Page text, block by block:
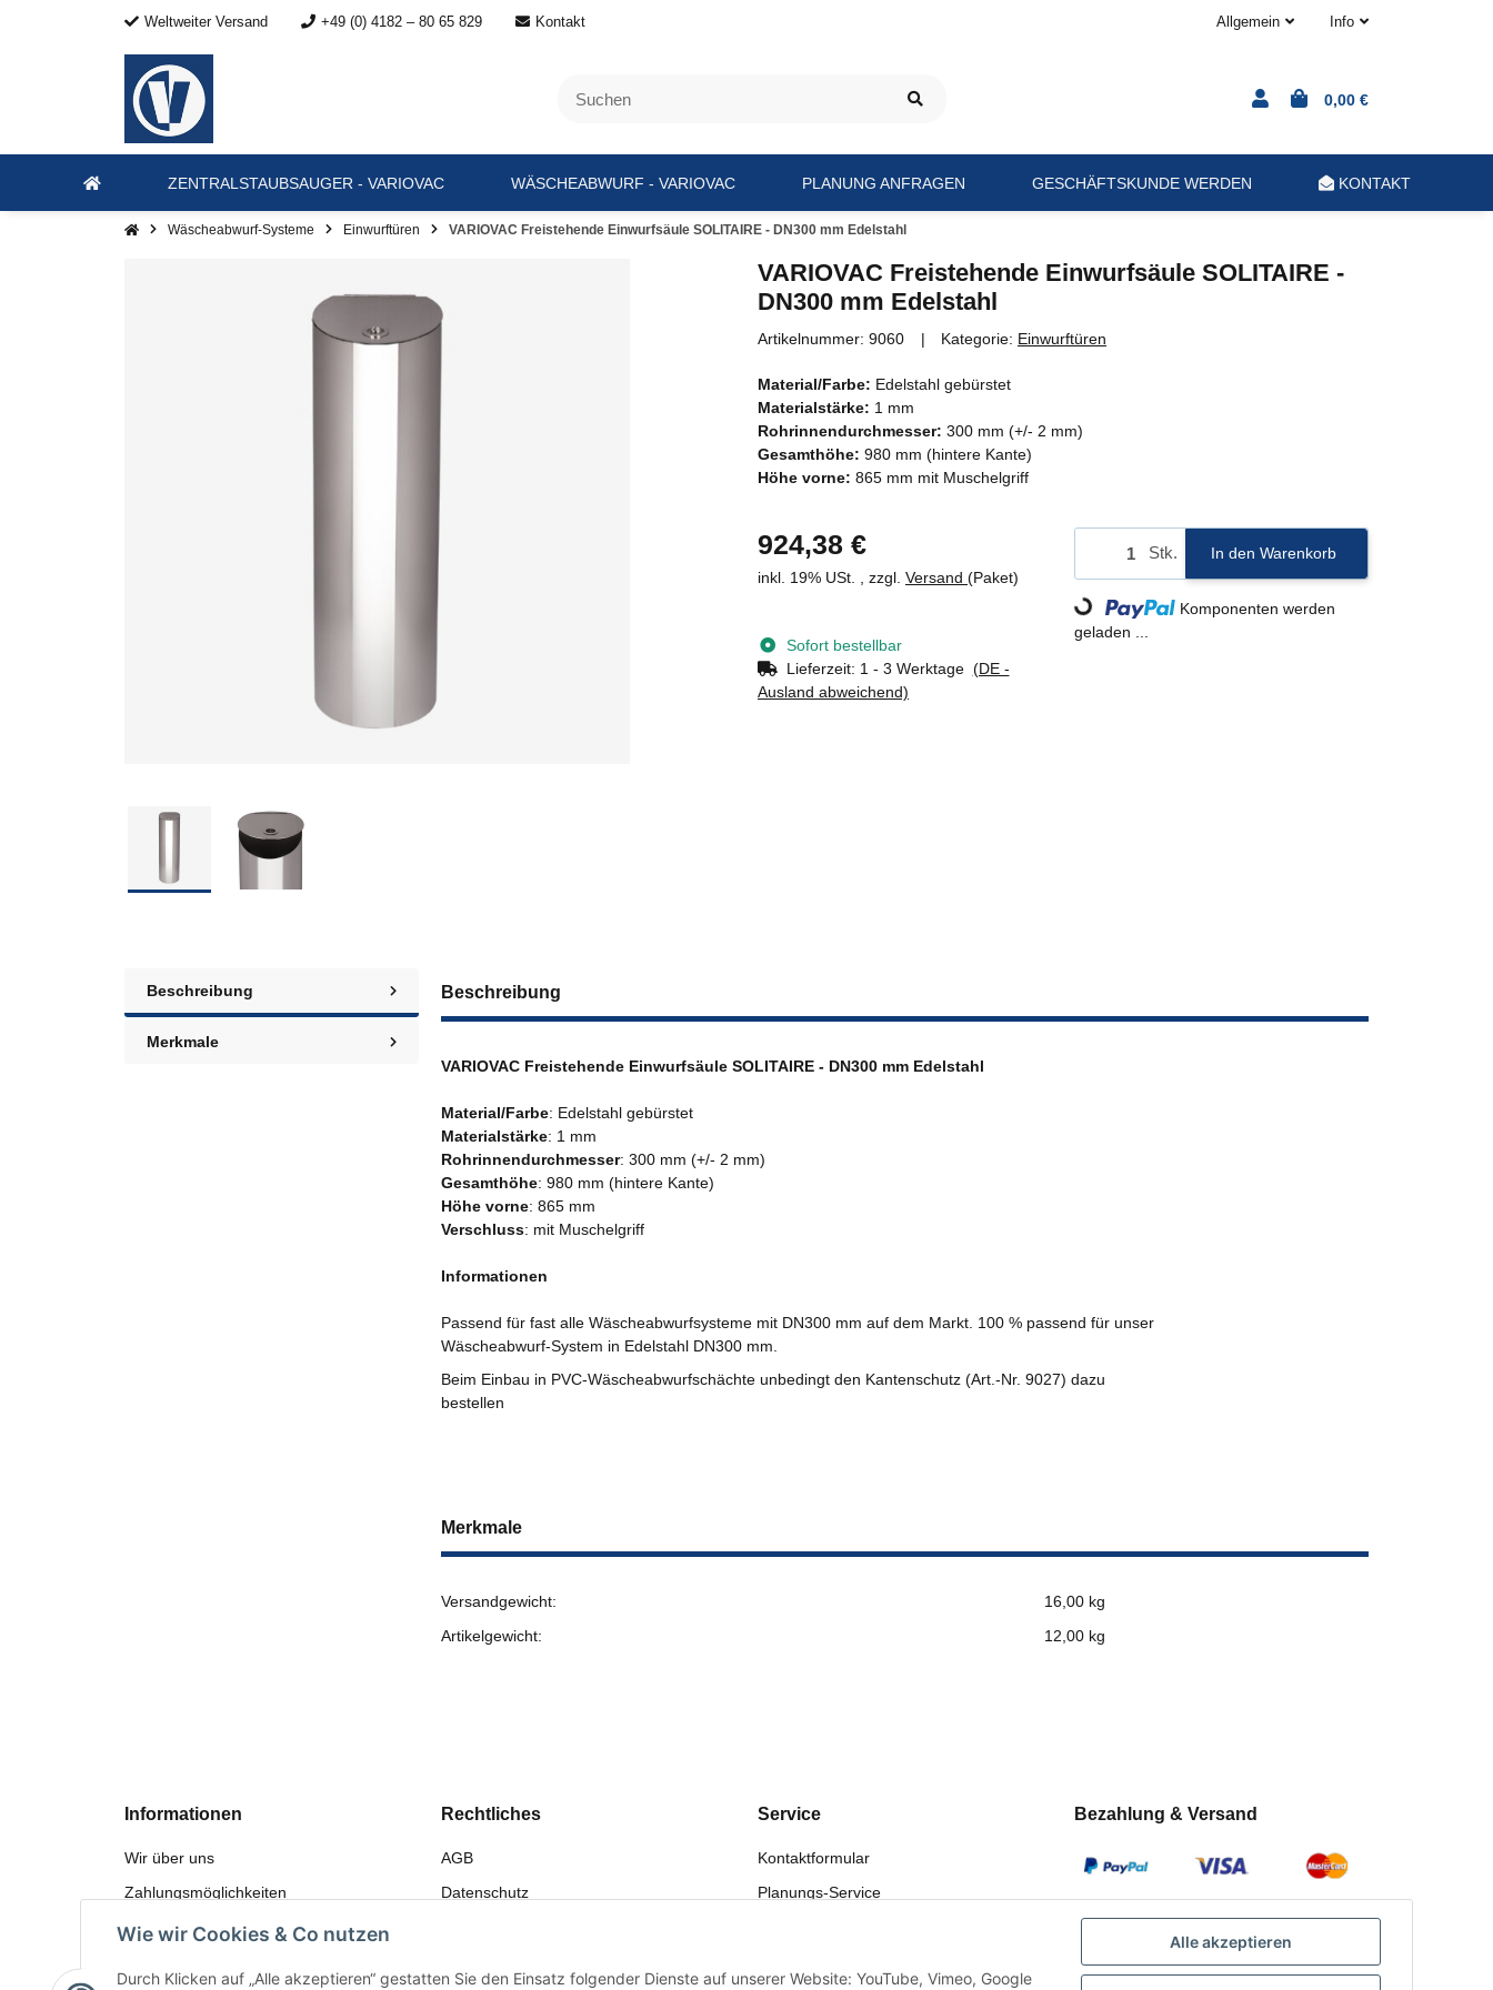
Weltweiter Versand +49 (0) 4182 – 80 65 829 Kontakt Allgemein Info
0,00 €
ZENTRALSTAUBSAUGER - VARIOVAC WÄSCHEABWURF - VARIOVAC PLANUNG ANFRAGEN GESCHÄFTSKUNDE WERDEN KONTAKT
Wäscheabwurf-Systeme Einwurftüren VARIOVAC Freistehende Einwurfsäule SOLITAIRE - DN300 mm Edelstahl
VARIOVAC Freistehende Einwurfsäule SOLITAIRE -
DN300 mm Edelstahl
Artikelnummer: 9060 Kategorie: Einwurftüren
Material/Farbe: Edelstahl gebürstet
Materialstärke: 1 mm
Rohrinnendurchmesser: 300 mm (+/- 2 mm)
Gesamthöhe: 980 mm (hintere Kante)
Höhe vorne: 865 mm mit Muschelgriff
924,38 €
inkl. 19% USt. , zzgl. Versand (Paket)
Sofort bestellbar
Lieferzeit: 1 - 3 Werktage (DE -
Ausland abweichend)
Stk. In den Warenkorb
Loading...
Komponenten werden
geladen ...
Beschreibung
Merkmale
Beschreibung
VARIOVAC Freistehende Einwurfsäule SOLITAIRE - DN300 mm Edelstahl
Material/Farbe: Edelstahl gebürstet
Materialstärke: 1 mm
Rohrinnendurchmesser: 300 mm (+/- 2 mm)
Gesamthöhe: 980 mm (hintere Kante)
Höhe vorne: 865 mm
Verschluss: mit Muschelgriff
Informationen
Passend für fast alle Wäscheabwurfsysteme mit DN300 mm auf dem Markt. 100 % passend für unser
Wäscheabwurf-System in Edelstahl DN300 mm.
Beim Einbau in PVC-Wäscheabwurfschächte unbedingt den Kantenschutz (Art.-Nr. 9027) dazu
bestellen
Merkmale
Versandgewicht:
16,00 kg
Artikelgewicht:
12,00 kg
Informationen
Wir über uns
Zahlungsmöglichkeiten
Versandinformationen
Rechtliches
AGB
Datenschutz
Service
Kontaktformular
Planungs-Service
Bezahlung & Versand
Wie wir Cookies & Co nutzen
Durch Klicken auf „Alle akzeptieren“ gestatten Sie den Einsatz folgender Dienste auf unserer Website: YouTube, Vimeo, Google
Alle akzeptieren